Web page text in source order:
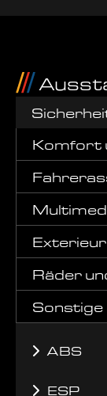
Komfort
Exterieur
Räder
Sonstige
ABS
ESP